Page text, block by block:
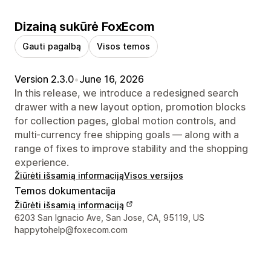
Dizainą sukūrė FoxEcom
Gauti pagalbą Visos temos
Version 2.3.0•June 16, 2026
In this release, we introduce a redesigned search
drawer with a new layout option, promotion blocks
for collection pages, global motion controls, and
multi-currency free shipping goals — along with a
range of fixes to improve stability and the shopping
experience.
Žiūrėti išsamią informacijąVisos versijos
Temos dokumentacija
Žiūrėti išsamią informaciją
Kūrėjo kontaktiniai duomenys
6203 San Ignacio Ave, San Jose, CA, 95119, US
happytohelp@foxecom.com